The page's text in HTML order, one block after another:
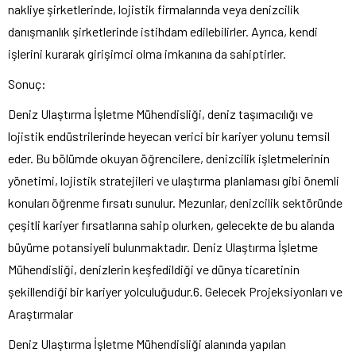
nakliye şirketlerinde, lojistik firmalarında veya denizcilik
danışmanlık şirketlerinde istihdam edilebilirler. Ayrıca, kendi
işlerini kurarak girişimci olma imkanına da sahiptirler.
Sonuç:
Deniz Ulaştırma İşletme Mühendisliği, deniz taşımacılığı ve
lojistik endüstrilerinde heyecan verici bir kariyer yolunu temsil
eder. Bu bölümde okuyan öğrencilere, denizcilik işletmelerinin
yönetimi, lojistik stratejileri ve ulaştırma planlaması gibi önemli
konuları öğrenme fırsatı sunulur. Mezunlar, denizcilik sektöründe
çeşitli kariyer fırsatlarına sahip olurken, gelecekte de bu alanda
büyüme potansiyeli bulunmaktadır. Deniz Ulaştırma İşletme
Mühendisliği, denizlerin keşfedildiği ve dünya ticaretinin
şekillendiği bir kariyer yolculuğudur.6. Gelecek Projeksiyonları ve
Araştırmalar
Deniz Ulaştırma İşletme Mühendisliği alanında yapılan